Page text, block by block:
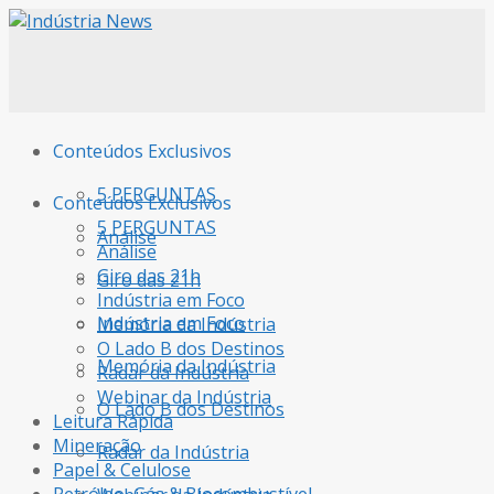
Conteúdos Exclusivos
5 PERGUNTAS
Análise
Giro das 21h
Indústria em Foco
Memória da Indústria
O Lado B dos Destinos
Radar da Indústria
Conteúdos Exclusivos
5 PERGUNTAS
Análise
Giro das 21h
Indústria em Foco
Memória da Indústria
O Lado B dos Destinos
Radar da Indústria
Webinar da Indústria
Leitura Rápida
Mineração
Papel & Celulose